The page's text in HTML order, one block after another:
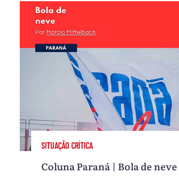
SITUAÇÃO CRÍTICA
Coluna Paraná | Bola de neve